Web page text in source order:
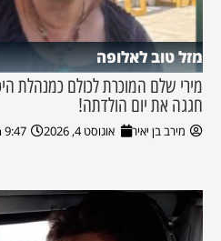
מזל טוב לאלופה
מירי שלם המוכרת לכולם כמנהלת
חגגה את יום הולדתה!
מירב בן יאיר אוגוסט 4, 2026 9:47 pm